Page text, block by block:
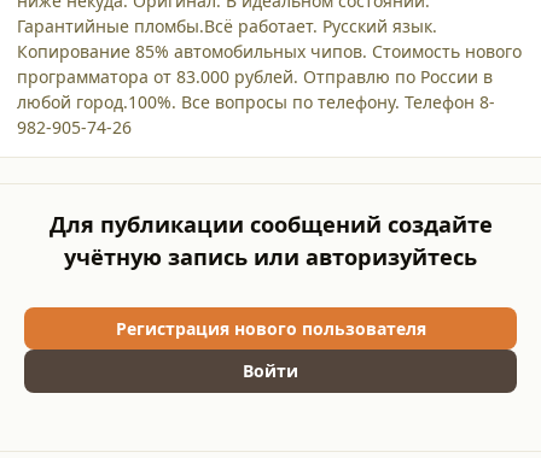
Гарантийные пломбы.Всё работает. Русский язык.
Копирование 85% автомобильных чипов. Стоимость нового
программатора от 83.000 рублей. Отправлю по России в
любой город.100%. Все вопросы по телефону. Телефон 8-
982-905-74-26
Для публикации сообщений создайте
учётную запись или авторизуйтесь
Регистрация нового пользователя
Войти